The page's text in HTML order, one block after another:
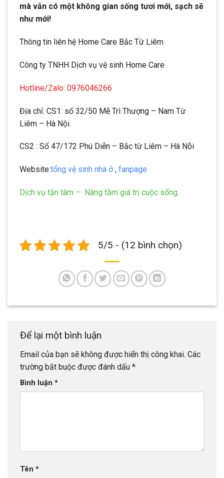
mà vẫn có một không gian sống tươi mới, sạch sẽ
như mới!
Thông tin liên hệ Home Care Bắc Từ Liêm
Công ty TNHH Dịch vụ vệ sinh Home Care
Hotline/Zalo: 0976046266
Địa chỉ: CS1: số 32/50 Mễ Trì Thượng – Nam Từ
Liêm – Hà Nội.
CS2 : Số 47/172 Phú Diễn – Bắc từ Liêm – Hà Nội
Website:tổng vệ sinh nhà ở, fanpage
Dịch vụ tận tâm – Nâng tầm giá trị cuộc sống.
5/5 - (12 bình chọn)
Để lại một bình luận
Email của bạn sẽ không được hiển thị công khai. Các
trường bắt buộc được đánh dấu *
Bình luận *
Tên *